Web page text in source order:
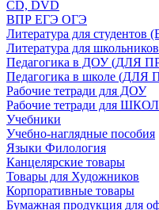
CD, DVD
ВПР ЕГЭ ОГЭ
Литература для
Литература для школьников
Педагогика в ДОУ (ДЛЯ
Педагогика в школе
Рабочие тетради для ДОУ
Рабочие тетради для
Учебники
Учебно-наглядные пособия
Языки Филология
Канцелярские товары
Товары для Художников
Корпоративные товары
Бумажная продукция для